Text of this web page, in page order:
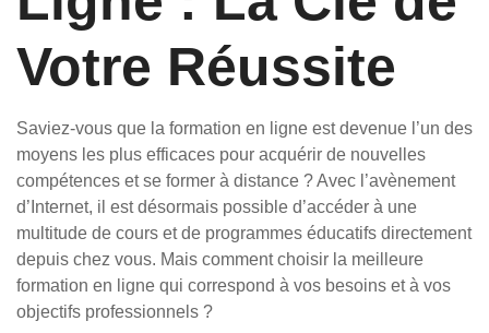
Votre Réussite
Saviez-vous que la formation en ligne est devenue l’un des
moyens les plus efficaces pour acquérir de nouvelles
compétences et se former à distance ? Avec l’avènement
d’Internet, il est désormais possible d’accéder à une
multitude de cours et de programmes éducatifs directement
depuis chez vous. Mais comment choisir la meilleure
formation en ligne qui correspond à vos besoins et à vos
objectifs professionnels ?